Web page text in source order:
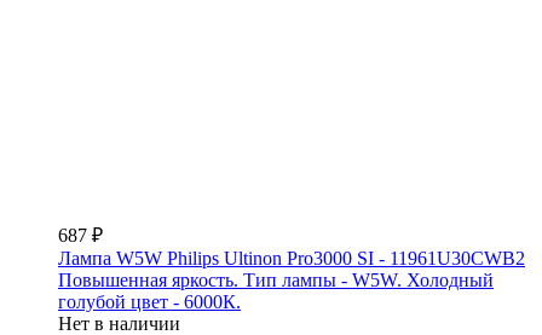
687 ₽
Лампа W5W Philips Ultinon Pro3000 SI - 11961U30CWB2
Повышенная яркость. Тип лампы - W5W. Холодный
голубой цвет - 6000К.
Нет в наличии